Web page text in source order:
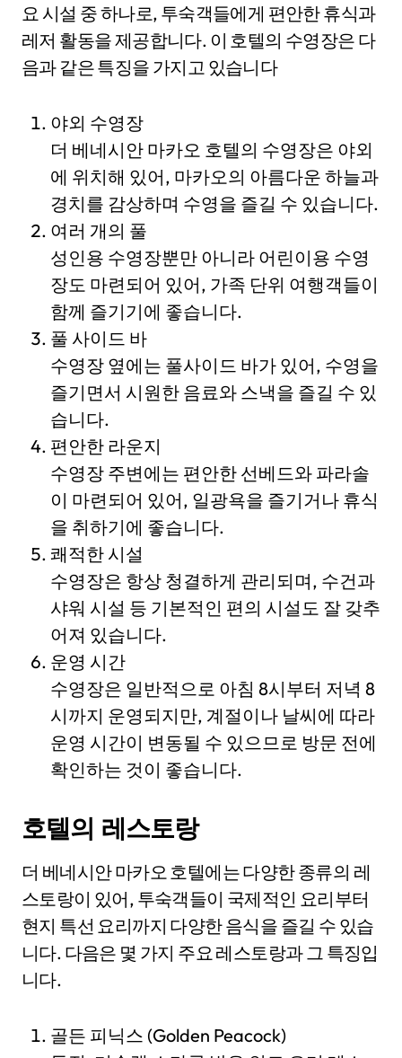
요 시설 중 하나로, 투숙객들에게 편안한 휴식과
레저 활동을 제공합니다. 이 호텔의 수영장은 다
음과 같은 특징을 가지고 있습니다
야외 수영장
더 베네시안 마카오 호텔의 수영장은 야외
에 위치해 있어, 마카오의 아름다운 하늘과
경치를 감상하며 수영을 즐길 수 있습니다.
여러 개의 풀
성인용 수영장뿐만 아니라 어린이용 수영
장도 마련되어 있어, 가족 단위 여행객들이
함께 즐기기에 좋습니다.
풀 사이드 바
수영장 옆에는 풀사이드 바가 있어, 수영을
즐기면서 시원한 음료와 스낵을 즐길 수 있
습니다.
편안한 라운지
수영장 주변에는 편안한 선베드와 파라솔
이 마련되어 있어, 일광욕을 즐기거나 휴식
을 취하기에 좋습니다.
쾌적한 시설
수영장은 항상 청결하게 관리되며, 수건과
샤워 시설 등 기본적인 편의 시설도 잘 갖추
어져 있습니다.
운영 시간
수영장은 일반적으로 아침 8시부터 저녁 8
시까지 운영되지만, 계절이나 날씨에 따라
운영 시간이 변동될 수 있으므로 방문 전에
확인하는 것이 좋습니다.
호텔의 레스토랑
더 베네시안 마카오 호텔에는 다양한 종류의 레
스토랑이 있어, 투숙객들이 국제적인 요리부터
현지 특선 요리까지 다양한 음식을 즐길 수 있습
니다. 다음은 몇 가지 주요 레스토랑과 그 특징입
니다.
골든 피닉스 (Golden Peacock)